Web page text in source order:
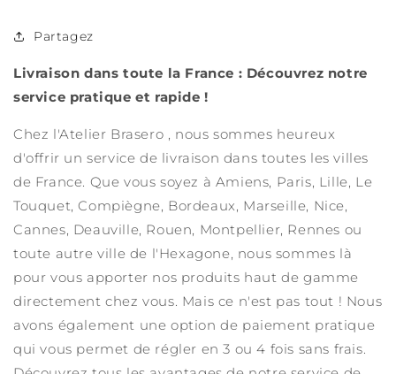
Partagez
Livraison dans toute la France : Découvrez notre
service pratique et rapide !
Chez l'Atelier Brasero , nous sommes heureux
d'offrir un service de livraison dans toutes les villes
de France. Que vous soyez à Amiens, Paris, Lille, Le
Touquet, Compiègne, Bordeaux, Marseille, Nice,
Cannes, Deauville, Rouen, Montpellier, Rennes ou
toute autre ville de l'Hexagone, nous sommes là
pour vous apporter nos produits haut de gamme
directement chez vous. Mais ce n'est pas tout ! Nous
avons également une option de paiement pratique
qui vous permet de régler en 3 ou 4 fois sans frais.